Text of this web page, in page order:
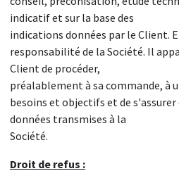
indicatif et sur la base des
indications données par le Client.
responsabilité de la Société. Il
Client de procéder,
préalablement à sa commande, à
besoins et objectifs et de
données transmises à la
Société.
Droit de refus :